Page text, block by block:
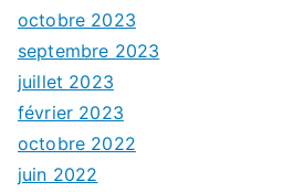
octobre 2023
septembre 2023
juillet 2023
février 2023
octobre 2022
juin 2022